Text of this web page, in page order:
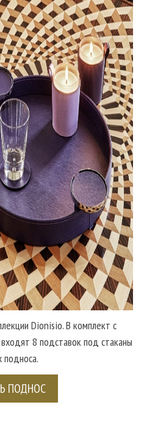
Dionisio. В комплект с
8 подставок под стаканы
подноса.
ПОДНОС